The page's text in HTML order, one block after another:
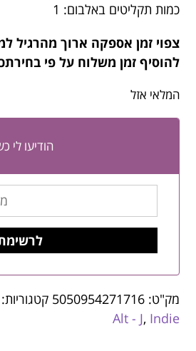
כמות תקליטים באלבום: 1
צפוי זמן אספקה ארוך מהרגיל
להוסיף זמן משלוח על פי
המלאי אזל
הודיעו לי
מק"ט: 5050954271716 קטגוריות:
Alt - J, Indie